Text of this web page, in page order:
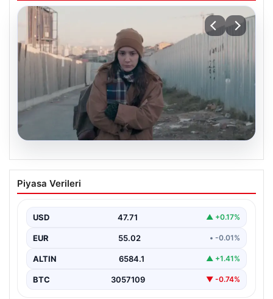
Türk sinemasında farklı bir imza: Ceylan
Özgün Özçelik’in en iyi filmleri
Piyasa Verileri
USD 47.71 ▲ +0.17%
EUR 55.02 • -0.01%
ALTIN 6584.1 ▲ +1.41%
BTC 3057109 ▼ -0.74%